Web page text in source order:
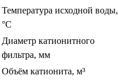
Температура исходной воды,
°С
Диаметр катионитного
фильтра, мм
Объём катионита, м³